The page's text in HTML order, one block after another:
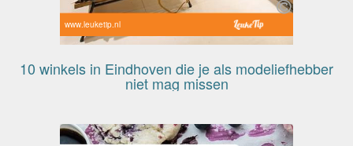
www.leuketip.nl
10 winkels in Eindhoven die je als modeliefhebber
niet mag missen